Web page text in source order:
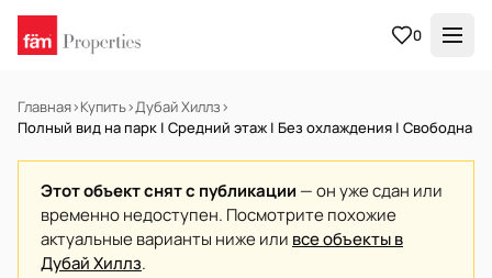
0
Главная›Купить›Дубай Хиллз›
Полный вид на парк | Средний этаж | Без охлаждения | Свободна
Этот объект снят с публикации — он уже сдан или
временно недоступен. Посмотрите похожие
актуальные варианты ниже или все объекты в
Дубай Хиллз.